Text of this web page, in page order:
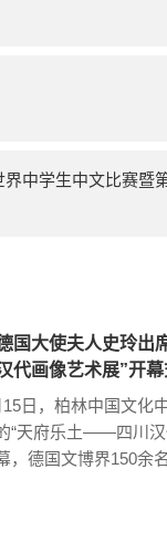
中学生中文比赛暨
国大使夫人史玲
代画像艺术展”开幕
15日，柏林中国文化
“天府乐土——四川汉
，德国文博界150余